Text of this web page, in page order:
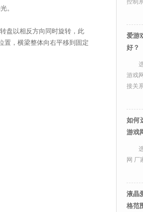
。
盘以相反方向同时旋转，此
置，横梁整体向右平移到固定
控制
爱游
好？
选
游戏
接关
如何
游戏
选
网
液晶
格范